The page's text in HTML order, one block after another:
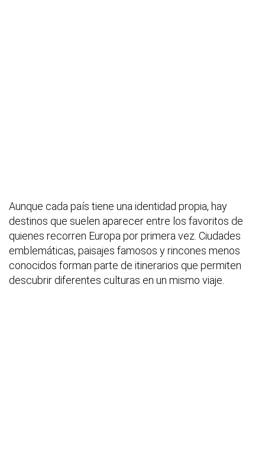
Aunque cada país tiene una identidad propia, hay
destinos que suelen aparecer entre los favoritos de
quienes recorren Europa por primera vez. Ciudades
emblemáticas, paisajes famosos y rincones menos
conocidos forman parte de itinerarios que permiten
descubrir diferentes culturas en un mismo viaje.